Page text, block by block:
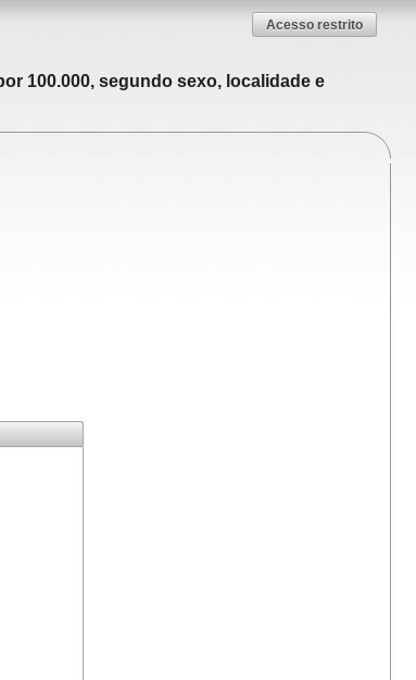
Acesso restrito
100.000, segundo sexo, localidade e